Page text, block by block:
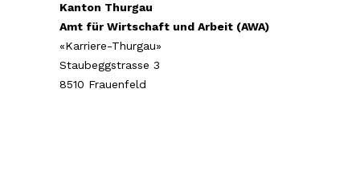
Kanton Thurgau
Amt für Wirtschaft und Arbeit (AWA)
«Karriere-Thurgau»
Staubeggstrasse 3
8510 Frauenfeld